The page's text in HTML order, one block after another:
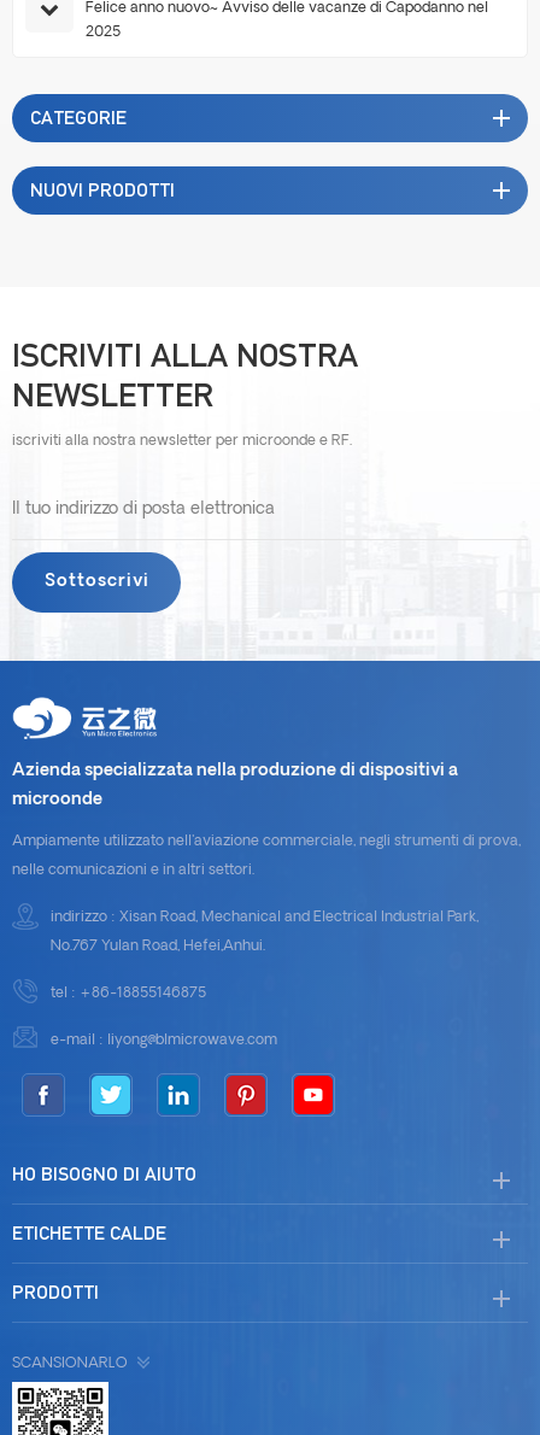
Felice anno nuovo~ Avviso delle vacanze di Capodanno nel
2025
CATEGORIE
NUOVI PRODOTTI
ISCRIVITI ALLA NOSTRA
NEWSLETTER
iscriviti alla nostra newsletter per microonde e RF.
Azienda specializzata nella produzione di dispositivi a
microonde
Ampiamente utilizzato nell'aviazione commerciale, negli strumenti di prova,
nelle comunicazioni e in altri settori.
indirizzo : Xisan Road, Mechanical and Electrical Industrial Park,
No.767 Yulan Road, Hefei,Anhui.
tel : +86-18855146875
e-mail : liyong@blmicrowave.com
HO BISOGNO DI AIUTO
ETICHETTE CALDE
PRODOTTI
SCANSIONARLO